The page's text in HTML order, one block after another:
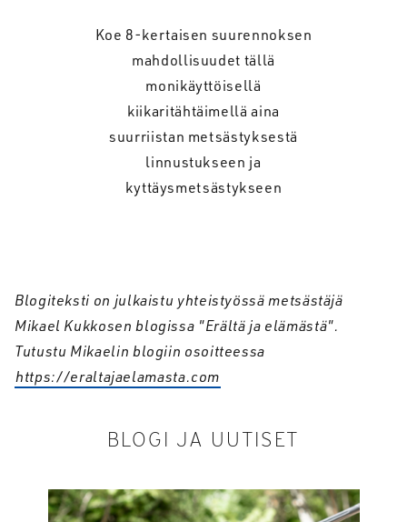
Koe 8-kertaisen suurennoksen
mahdollisuudet tällä
monikäyttöisellä
kiikaritähtäimellä aina
suurriistan metsästyksestä
linnustukseen ja
kyttäysmetsästykseen
Blogiteksti on julkaistu yhteistyössä metsästäjä
Mikael Kukkosen blogissa "Erältä ja elämästä".
Tutustu Mikaelin blogiin osoitteessa
https://eraltajaelamasta.com
BLOGI JA UUTISET